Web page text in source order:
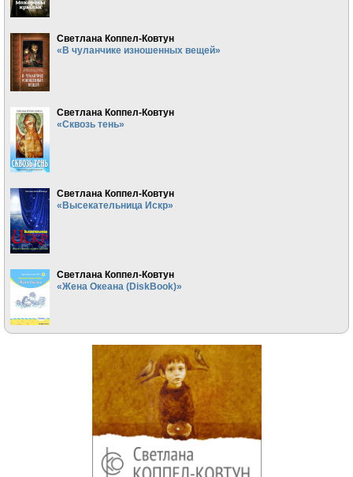
Светлана Коппел-Ковтун
«В чуланчике изношенных вещей»
Светлана Коппел-Ковтун
«Сквозь тень»
Светлана Коппел-Ковтун
«Высекательница Искр»
Светлана Коппел-Ковтун
«Жена Океана (DiskBook)»